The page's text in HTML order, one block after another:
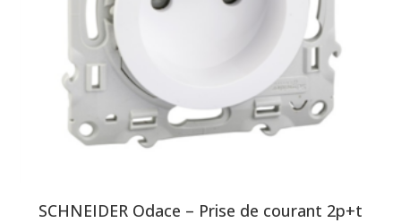
SCHNEIDER Odace – Prise de courant 2p+t